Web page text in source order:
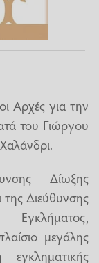
Αρχές για την
του Γιώργου
Δίωξης
της Διεύθυνσης
μεγάλης